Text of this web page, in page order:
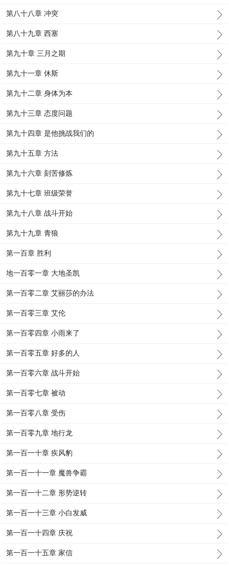
第八十八章 冲突
第八十九章 西塞
第九十章 三月之期
第九十一章 休斯
第九十二章 身体为本
第九十三章 态度问题
第九十四章 是他挑战我们的
第九十五章 方法
第九十六章 刻苦修炼
第九十七章 班级荣誉
第九十八章 战斗开始
第九十九章 青狼
第一百章 胜利
地一百零一章 大地圣凯
第一百零二章 艾丽莎的办法
第一百零三章 艾伦
第一百零四章 小雨来了
第一百零五章 好多的人
第一百零六章 战斗开始
第一百零七章 被动
第一百零八章 受伤
第一百零九章 地行龙
第一百一十章 疾风豹
第一百一十一章 魔兽争霸
第一百一十二章 形势逆转
第一百一十三章 小白发威
第一百一十四章 庆祝
第一百一十五章 家信